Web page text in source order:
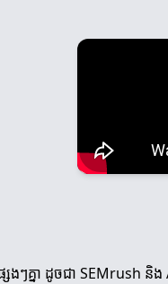
ងៗគ្នា ដូចជា SEMrush និង